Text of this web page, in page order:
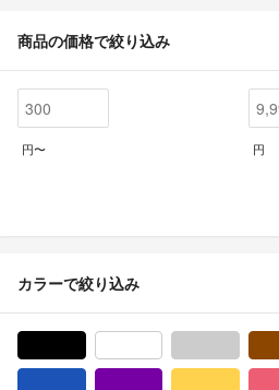
商品の価格で絞り込み
円〜 円
カラーで絞り込み